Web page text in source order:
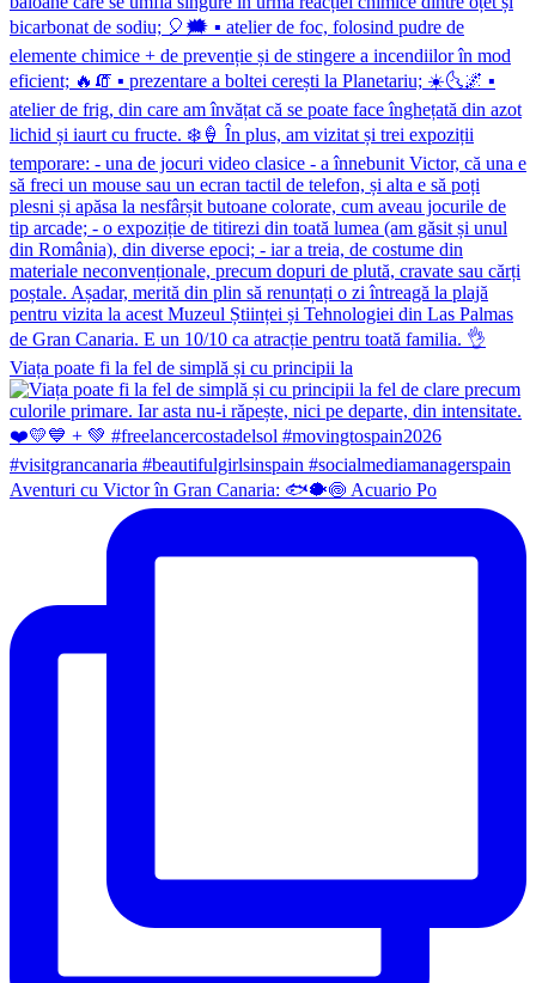
Viața poate fi la fel de simplă și cu principii la
Aventuri cu Victor în Gran Canaria: 🐟🐡🍥 Acuario Po